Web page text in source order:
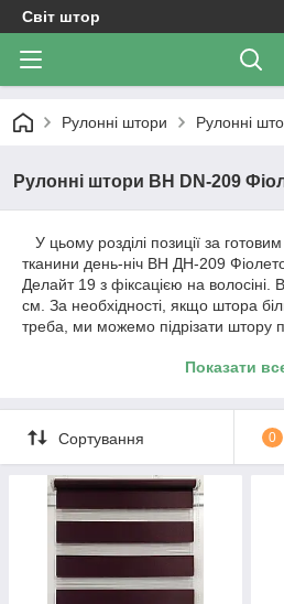
Світ штор
Рулонні штори Рулоннi
Рулонні штори ВН DN-209
У цьому розділі позиції за
тканини день-ніч ВН ДН-209
Делайт 19 з фіксацією на
см. За необхідності, якщо штора
треба, ми можемо підрізати штору
Важливо!!! Як
працюємо з усією Україною!
дзвінком або повідомленням в
2. Термін виготовлення 3-5 днів,
3. Відправка готового замовлення
даними у замовленні. Усі
Показати
Сортування 0